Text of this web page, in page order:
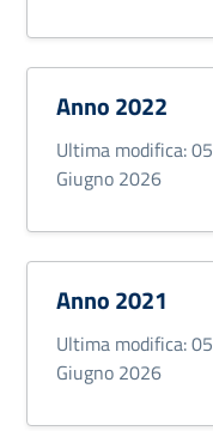
Anno 2022
Ultima modifica: 05
Giugno 2026
Anno 2021
Ultima modifica: 05
Giugno 2026